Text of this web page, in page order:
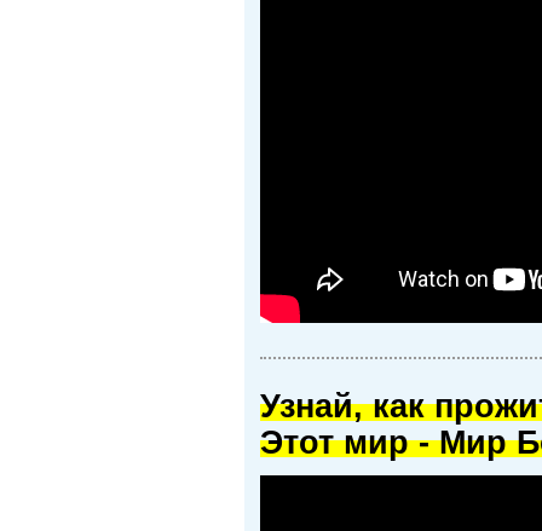
Узнай, как
Этот мир - Мир